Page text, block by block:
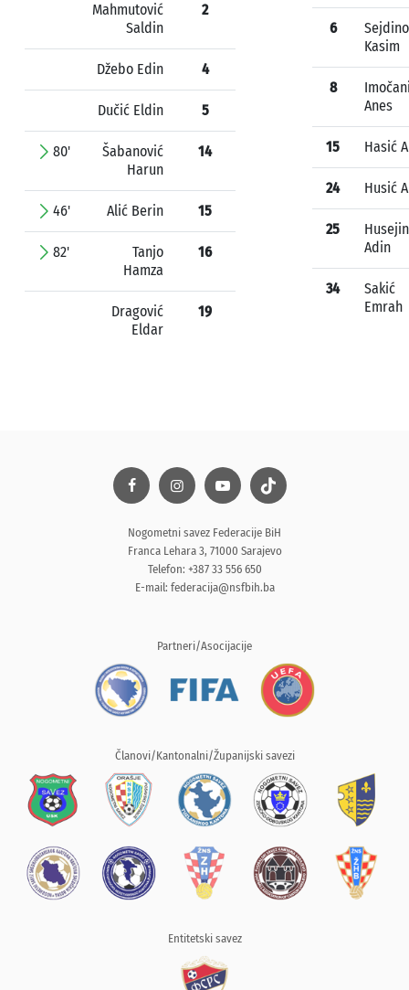
Mahmutović
Saldin
2
Džebo Edin 4
Dučić Eldin 5
80'
Šabanović
Harun
14
46' Alić Berin 15
82'
Tanjo
Hamza
16
Dragović
Eldar
19
6
Kasim
8
Anes
15 Hasić
24 Husić
25
Adin
34
Sakić
Emrah
Nogometni savez Federacije BiH
Franca Lehara 3, 71000 Sarajevo
Telefon: +387 33 556 650
E-mail: federacija@nsfbih.ba
Partneri/Asocijacije
Članovi/Kantonalni/Županijski savezi
Entitetski savez